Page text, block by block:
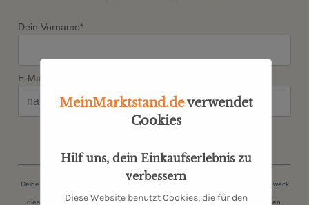
Dein Vorname*
E-Mail*
Deine persönlichen Daten (Name, E-Mail-Adresse) werden ausschließlich zum Zweck
dieser Zusendungen gespeichert. Du kannst Dich jederzeit kostenfrei abmelden.
MeinMarktstand.deverwendet
Cookies
Hilf uns, dein Einkaufserlebnis zu
verbessern
Diese Website benutzt Cookies, die für den